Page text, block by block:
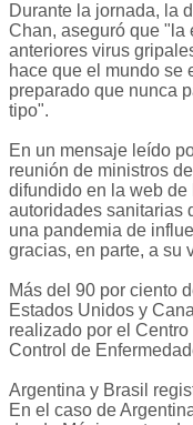
Durante la jornada, la
Chan, aseguró que "la
anteriores virus
hace que el mundo se
preparado que nunca
tipo".
En un mensaje leído
reunión de ministros
difundido en la web
autoridades sanitarias
una pandemia de
gracias, en parte, a su
Más del 90 por ciento
Estados Unidos y
realizado por el
Control de
Argentina y Brasil
En el caso de